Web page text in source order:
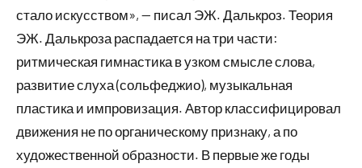
стало искусством», — писал ЭЖ. Далькроз. Теория
ЭЖ. Далькроза распадается на три части:
ритмическая гимнастика в узком смысле слова,
развитие слуха (сольфеджио), музыкальная
пластика и импровизация. Автор классифицировал
движения не по органическому признаку, а по
художественной образности. В первые же годы